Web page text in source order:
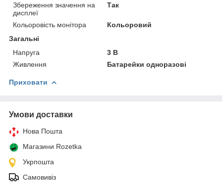
Збереження значення на
дисплеї
Так
Кольоровість монітора
Кольоровий
Загальні
Напруга
3 В
Живлення
Батарейки одноразові
Приховати
Умови доставки
Нова Пошта
Магазини Rozetka
Укрпошта
Самовивіз